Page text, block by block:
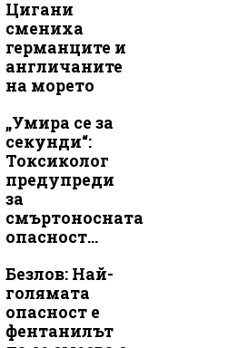
Цигани
смениха
германците и
англичаните
на морето
„Умира се за
секунди“:
Токсиколог
предупреди
за
смъртоносната
опасност...
Безлов: Най-
голямата
опасност е
фентанилът